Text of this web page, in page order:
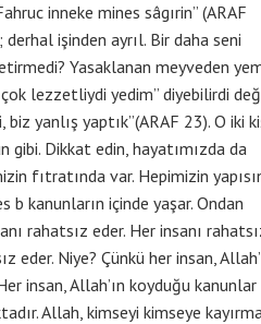
inneke mines sâgırin” (ARAF
işinden ayrıl. Bir daha seni
Yasaklanan meyveden
çok lezzetliydi yedim” diyebilirdi
yanlış yaptık”(ARAF 23). O iki
gibi. Dikkat edin, hayatımızda da
fıtratında var. Hepimizin
kanunların içinde yaşar. Ondan
rahatsız eder. Her insanı
eder. Niye? Çünkü her insan,
insan, Allah’ın koyduğu kanunlar
Allah, kimseyi kimseye